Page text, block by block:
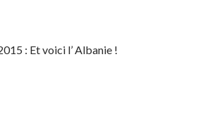
: Et voici l’ Albanie !